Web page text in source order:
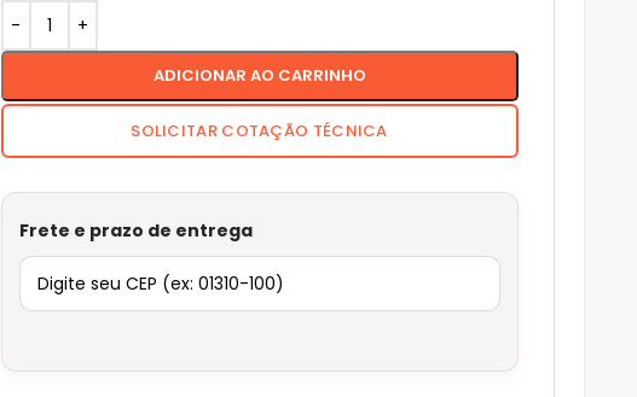
ADICIONAR AO CARRINHO
SOLICITAR COTAÇÃO TÉCNICA
Frete e prazo de entrega